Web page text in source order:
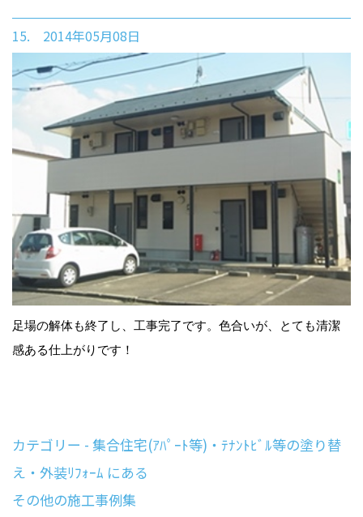
15. 2014年05月08日
足場の解体も終了し、工事完了です。色合いが、とても清潔
感ある仕上がりです！
カテゴリー - 集合住宅(ｱﾊﾟｰﾄ等)・ﾃﾅﾝﾄﾋﾞﾙ等の塗り替
え・外装ﾘﾌｫｰﾑ にある
その他の施工事例集